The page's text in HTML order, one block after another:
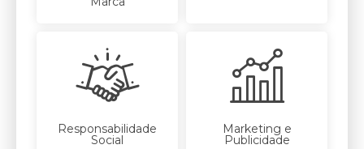
Responsabilidade
Social
Marketing e
Publicidade